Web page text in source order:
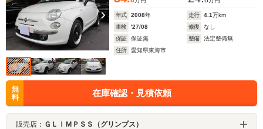
年式 2008年 走行 4.1万km
車検
'27/08 修復
なし
保証
保証無 整備
法定整備無
住所
愛知県東海市
無
料
在庫確認・見積依頼
販売店： ＧＬＩＭＰＳＳ（グリンプス）